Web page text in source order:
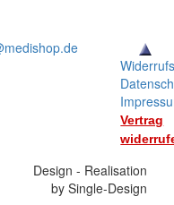
Vertrag
Design - Realisation
by Single-Design